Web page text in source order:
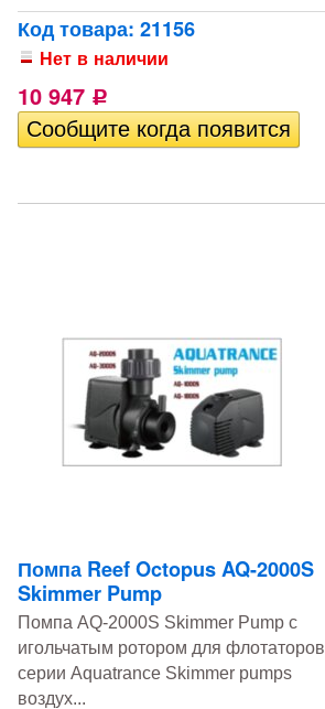
Код товара: 21156
Нет в наличии
10 947 Р
Помпа Reef Octopus AQ-2000S
Skimmer Pump
Помпа AQ-2000S Skimmer Pump с
игольчатым ротором для флотаторов
серии Aquatrance Skimmer pumps
воздух...